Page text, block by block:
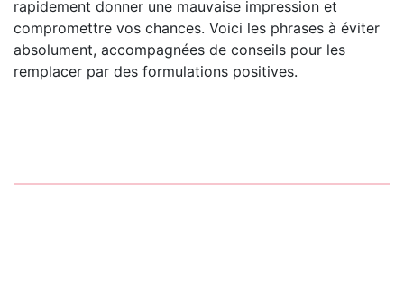
rapidement donner une mauvaise impression et
compromettre vos chances. Voici les phrases à éviter
absolument, accompagnées de conseils pour les
remplacer par des formulations positives.